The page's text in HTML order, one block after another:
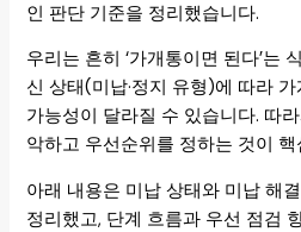
인 판단 기준을 정리했습니다.
우리는 흔히 ‘가개통이면 된다’는
신 상태(미납·정지 유형)에 따라
가능성이 달라질 수 있습니다. 따
악하고 우선순위를 정하는 것이 핵
아래 내용은 미납 상태와 미납 해
정리했고, 단계 흐름과 우선 점검